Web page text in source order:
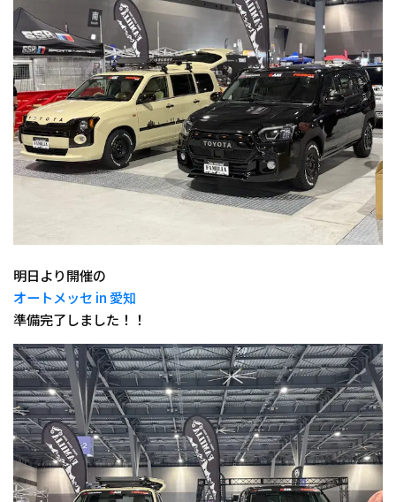
明日より開催の
オートメッセ in 愛知
準備完了しました！！